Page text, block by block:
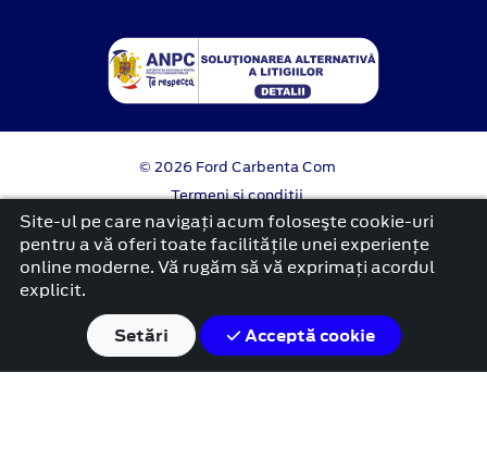
© 2026 Ford Carbenta Com
Termeni si conditii
Confidentialitate
Politica cookies
platformă dezvoltată de Workleto
Site-ul pe care navigați acum foloseşte cookie-uri
pentru a vă oferi toate facilitățile unei experiențe
online moderne. Vă rugăm să vă exprimați acordul
explicit.
Setări
Acceptă cookie